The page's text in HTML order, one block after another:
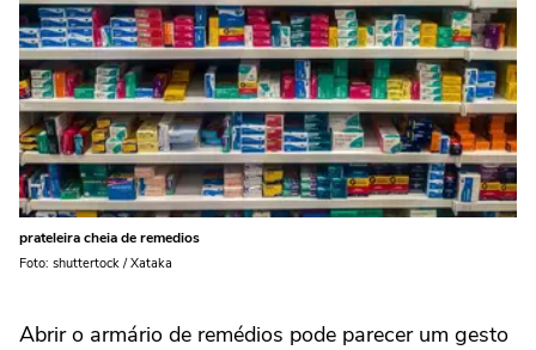
prateleira cheia de remedios
Foto: shuttertock / Xataka
Abrir o armário de remédios pode parecer um gesto